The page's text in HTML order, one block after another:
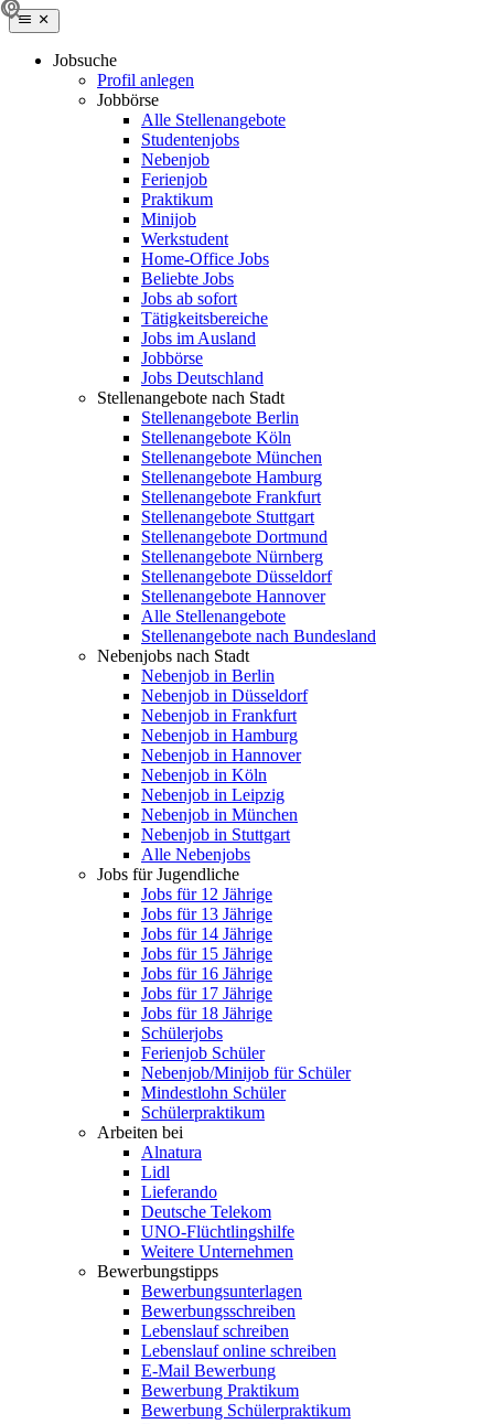
Jobsuche
Profil anlegen
Jobbörse
Alle Stellenangebote
Studentenjobs
Nebenjob
Ferienjob
Praktikum
Minijob
Werkstudent
Home-Office Jobs
Beliebte Jobs
Jobs ab sofort
Tätigkeitsbereiche
Jobs im Ausland
Jobbörse
Jobs Deutschland
Stellenangebote nach Stadt
Stellenangebote Berlin
Stellenangebote Köln
Stellenangebote München
Stellenangebote Hamburg
Stellenangebote Frankfurt
Stellenangebote Stuttgart
Stellenangebote Dortmund
Stellenangebote Nürnberg
Stellenangebote Düsseldorf
Stellenangebote Hannover
Alle Stellenangebote
Stellenangebote nach Bundesland
Nebenjobs nach Stadt
Nebenjob in Berlin
Nebenjob in Düsseldorf
Nebenjob in Frankfurt
Nebenjob in Hamburg
Nebenjob in Hannover
Nebenjob in Köln
Nebenjob in Leipzig
Nebenjob in München
Nebenjob in Stuttgart
Alle Nebenjobs
Jobs für Jugendliche
Jobs für 12 Jährige
Jobs für 13 Jährige
Jobs für 14 Jährige
Jobs für 15 Jährige
Jobs für 16 Jährige
Jobs für 17 Jährige
Jobs für 18 Jährige
Schülerjobs
Ferienjob Schüler
Nebenjob/Minijob für Schüler
Mindestlohn Schüler
Schülerpraktikum
Arbeiten bei
Alnatura
Lidl
Lieferando
Deutsche Telekom
UNO-Flüchtlingshilfe
Weitere Unternehmen
Bewerbungstipps
Bewerbungsunterlagen
Bewerbungsschreiben
Lebenslauf schreiben
Lebenslauf online schreiben
E-Mail Bewerbung
Bewerbung Praktikum
Bewerbung Schülerpraktikum